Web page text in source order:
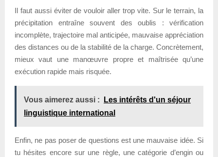
Il faut aussi éviter de vouloir aller trop vite. Sur le terrain, la
précipitation entraîne souvent des oublis : vérification
incomplète, trajectoire mal anticipée, mauvaise appréciation
des distances ou de la stabilité de la charge. Concrètement,
mieux vaut une manœuvre propre et maîtrisée qu’une
exécution rapide mais risquée.
Vous aimerez aussi :
Les intérêts d'un séjour
linguistique international
Enfin, ne pas poser de questions est une mauvaise idée. Si
tu hésites encore sur une règle, une catégorie d’engin ou